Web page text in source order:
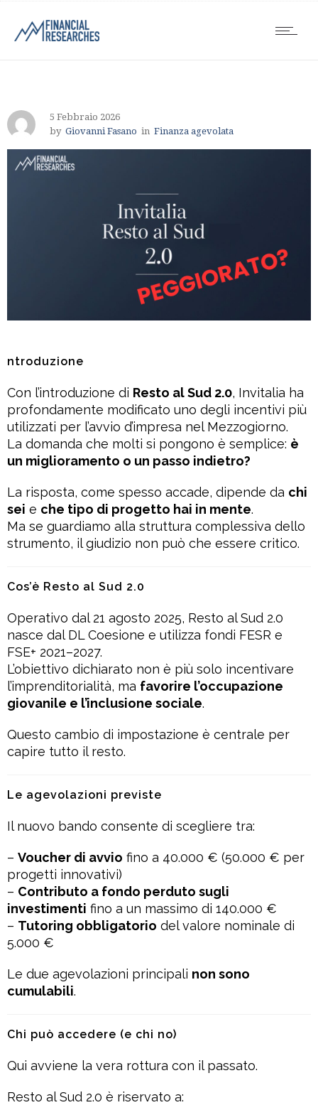
5 Febbraio 2026
by Giovanni Fasano in Finanza agevolata
ntroduzione
Con l’introduzione di Resto al Sud 2.0, Invitalia ha
profondamente modificato uno degli incentivi più
utilizzati per l’avvio d’impresa nel Mezzogiorno.
La domanda che molti si pongono è semplice: è
un miglioramento o un passo indietro?
La risposta, come spesso accade, dipende da chi
sei e che tipo di progetto hai in mente.
Ma se guardiamo alla struttura complessiva dello
strumento, il giudizio non può che essere critico.
Cos’è Resto al Sud 2.0
Operativo dal 21 agosto 2025, Resto al Sud 2.0
nasce dal DL Coesione e utilizza fondi FESR e
FSE+ 2021–2027.
L’obiettivo dichiarato non è più solo incentivare
l’imprenditorialità, ma favorire l’occupazione
giovanile e l’inclusione sociale.
Questo cambio di impostazione è centrale per
capire tutto il resto.
Le agevolazioni previste
Il nuovo bando consente di scegliere tra:
– Voucher di avvio fino a 40.000 € (50.000 € per
progetti innovativi)
– Contributo a fondo perduto sugli
investimenti fino a un massimo di 140.000 €
– Tutoring obbligatorio del valore nominale di
5.000 €
Le due agevolazioni principali non sono
cumulabili.
Chi può accedere (e chi no)
Qui avviene la vera rottura con il passato.
Resto al Sud 2.0 è riservato a: